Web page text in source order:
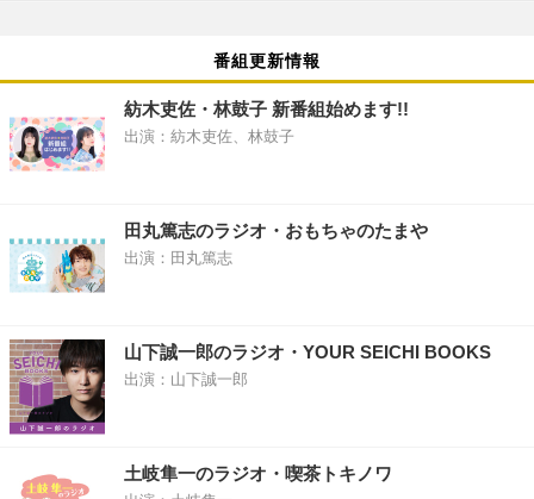
番組更新情報
紡木吏佐・林鼓子 新番組始めます!!
出演：紡木吏佐、林鼓子
田丸篤志のラジオ・おもちゃのたまや
出演：田丸篤志
山下誠一郎のラジオ・YOUR SEICHI BOOKS
出演：山下誠一郎
土岐隼一のラジオ・喫茶トキノワ